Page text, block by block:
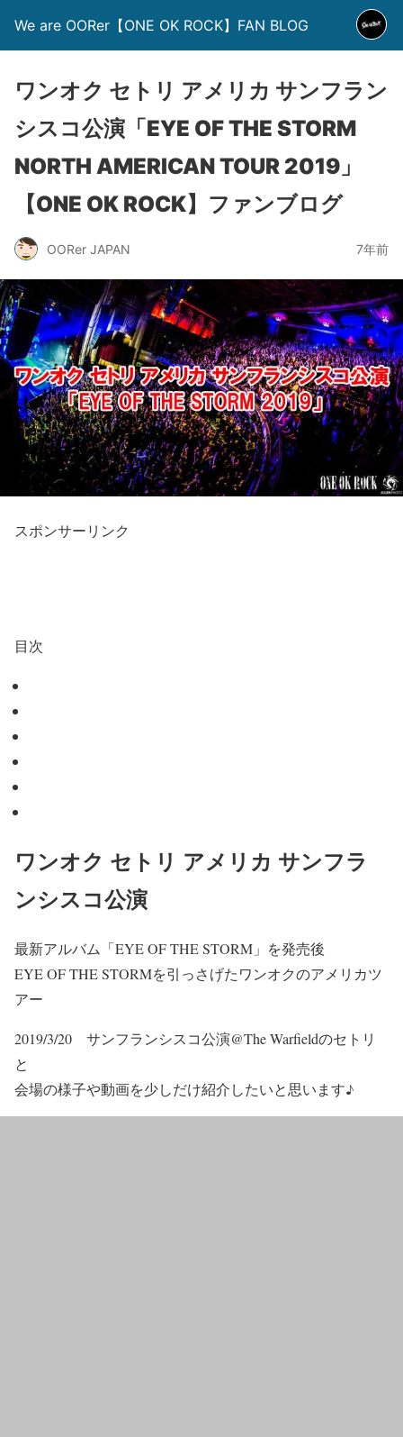
We are OORer【ONE OK ROCK】FAN BLOG
ワンオク セトリ アメリカ サンフラン
シスコ公演「EYE OF THE STORM
NORTH AMERICAN TOUR 2019」
【ONE OK ROCK】ファンブログ
OORer JAPAN 7年前
スポンサーリンク
目次
ワンオク セトリ アメリカ サンフラ
ンシスコ公演
最新アルバム 「EYE OF THE STORM」 を発売後
EYE OF THE STORMを引っさげたワンオクのアメリカツ
アー
2019/3/20 サンフランシスコ公演@The Warfieldのセトリ
と
会場の様子や動画を少しだけ紹介したいと思います♪